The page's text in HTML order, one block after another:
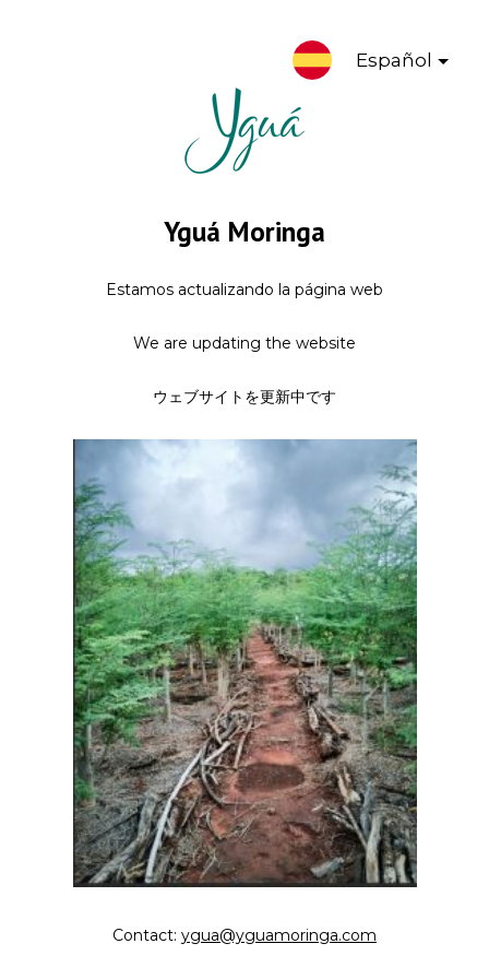
Español
Yguá Moringa
Estamos actualizando la página web
We are updating the website
ウェブサイトを更新中です
Contact: ygua@yguamoringa.com